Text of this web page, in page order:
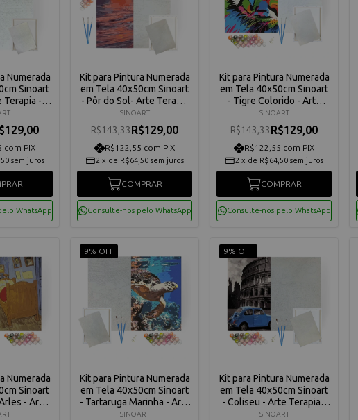
Numerada
Sinoart
Terapia -
com PIX
sem juros
WhatsApp
Kit para Pintura Numerada
em Tela 40x50cm Sinoart
- Pôr do Sol- Arte Terapia
- C3040-W4177
SINOART
R$143,33R$129,00
R$122,55 com PIX
2 x de R$64,50 sem juros
COMPRAR
Consulte-nos pelo WhatsApp
Kit para Pintura Numerada
em Tela 40x50cm Sinoart
- Tigre Colorido - Arte
Terapia - C3040-W4102
SINOART
R$143,33R$129,00
R$122,55 com PIX
2 x de R$64,50 sem juros
COMPRAR
Consulte-nos pelo WhatsApp
Numerada
Sinoart
- Arte
W3619
9% OFF
Kit para Pintura Numerada
em Tela 40x50cm Sinoart
- Tartaruga Marinha - Arte
Terapia - C3040-W3306
SINOART
9% OFF
Kit para Pintura Numerada
em Tela 40x50cm Sinoart
- Coliseu - Arte Terapia -
C3040-W2738
SINOART